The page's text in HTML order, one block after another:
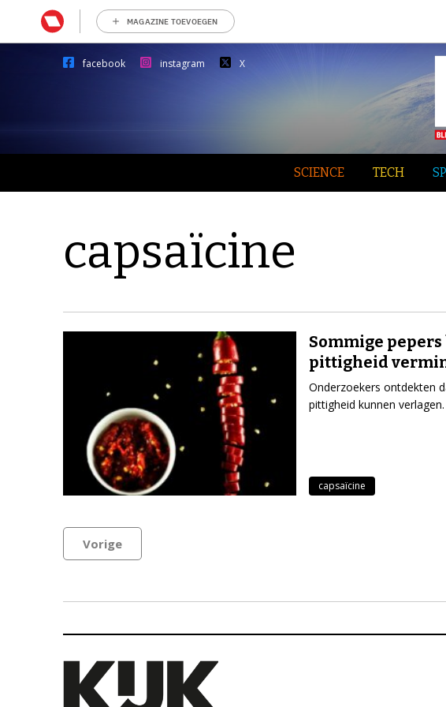
MAGAZINE TOEVOEGEN
facebook instagram X
SCIENCE TECH
capsaïcine
Sommige
pittigheid
Onderzoekers ontdekten
pittigheid kunnen verlagen.
capsaïcine
Vorige